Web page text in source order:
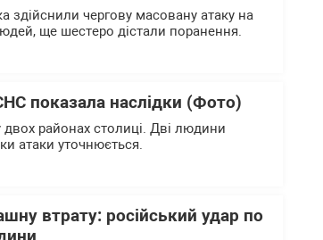
здійснили чергову масовану атаку на
ще шестеро дістали поранення.
показала наслідки (Фото)
районах столиці. Дві людини
атаки уточнюється.
втрату: російський удар по